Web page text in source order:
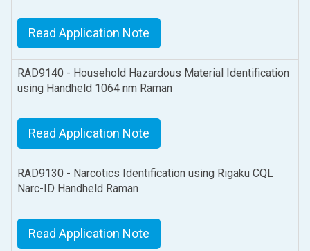
Read Application Note
RAD9140 - Household Hazardous Material Identification
using Handheld 1064 nm Raman
Read Application Note
RAD9130 - Narcotics Identification using Rigaku CQL
Narc-ID Handheld Raman
Read Application Note